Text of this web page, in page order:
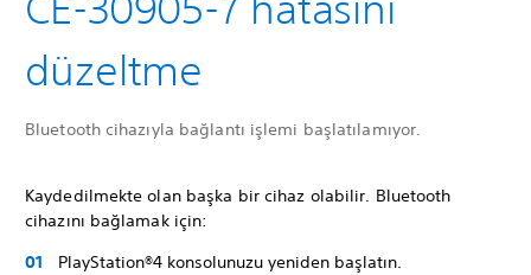
düzeltme
Bluetooth cihazıyla bağlantı işlemi başlatılamıyor.
Kaydedilmekte olan başka bir cihaz olabilir. Bluetooth
cihazını bağlamak için:
PlayStation®4 konsolunuzu yeniden başlatın.